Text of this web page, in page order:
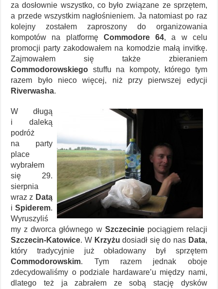
za dosłownie wszystko, co było związane ze sprzętem,
a przede wszystkim nagłośnieniem. Ja natomiast po raz
kolejny zostałem zaproszony do organizowania
kompotów na platformę Commodore 64, a w celu
promocji party zakodowałem na komodzie małą invitkę.
Zajmowałem się także zbieraniem
Commodorowskiego stuffu na kompoty, którego tym
razem było nieco więcej, niż przy pierwszej edycji
Riverwasha.
W długą
i daleką
podróż
na party
place
wybrałem
się 29.
sierpnia
wraz z Datą
i Spiderem.
Wyruszyliś
my z dworca głównego w Szczeciniepociągiem relacji
Szczecin-Katowice. W Krzyżu dosiadł się do nas Data,
który tradycyjnie już obładowany był sprzętem
Commodorowskim. Tym razem jednak oboje
zdecydowaliśmy o podziale hardaware’u między nami,
dlatego też ja zabrałem ze sobą stację dysków